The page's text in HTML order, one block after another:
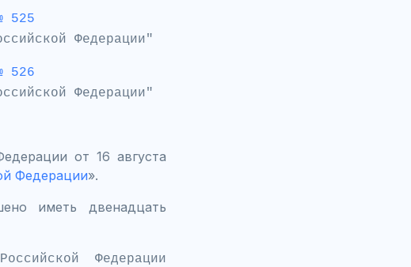
525
Федерации"
526
Федерации"
от 16 августа
Федерации».
иметь двенадцать
Федерации